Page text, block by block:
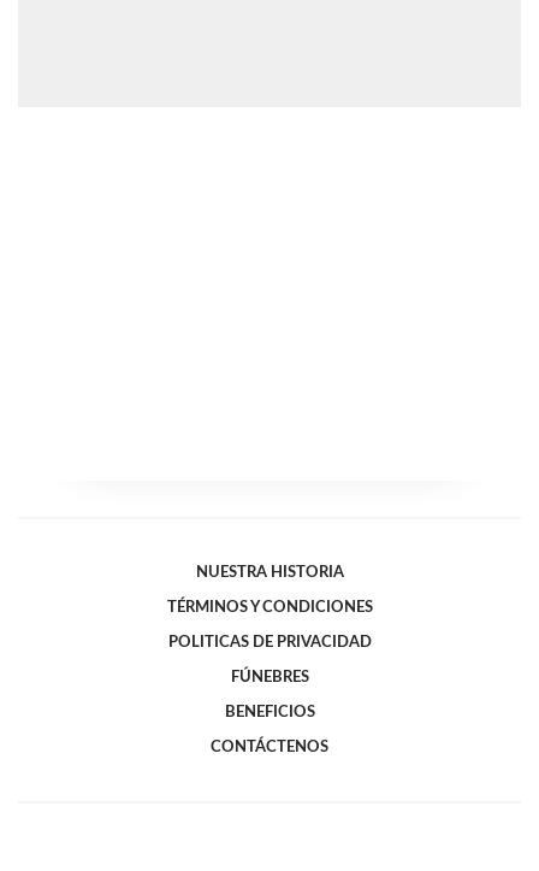
NUESTRA HISTORIA
TÉRMINOS Y CONDICIONES
POLITICAS DE PRIVACIDAD
FÚNEBRES
BENEFICIOS
CONTÁCTENOS